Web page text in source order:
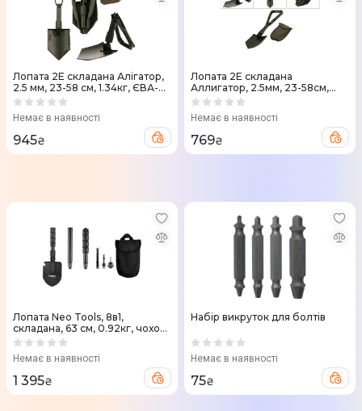
Лопата 2E складана Алігатор,
2.5 мм, 23-58 см, 1.34кг, ЄВА-
чохол (2E-FS58EVA)
Немає в наявності
945₴
Лопата 2Е складана
Аллигатор, 2.5мм, 23-58см,
1.1кг, ПВХ-чохол (2E-FS58PVC)
Немає в наявності
769₴
Лопата Neo Tools, 8в1,
складана, 63 см, 0.92кг, чохол
(63-122)
Немає в наявності
1 395₴
Набір викруток для болтів
Немає в наявності
75₴